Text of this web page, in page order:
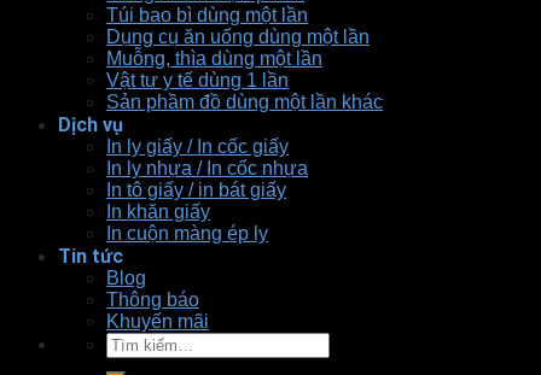
Túi bao bì dùng một lần
Dụng cụ ăn uống dùng một lần
Muỗng, thìa dùng một lần
Vật tư y tế dùng 1 lần
Sản phầm đồ dùng một lần khác
Dịch vụ
In ly giấy / In cốc giấy
In ly nhựa / In cốc nhựa
In tô giấy / in bát giấy
In khăn giấy
In cuộn màng ép ly
Tin tức
Blog
Thông báo
Khuyến mãi
Tìm
kiếm: